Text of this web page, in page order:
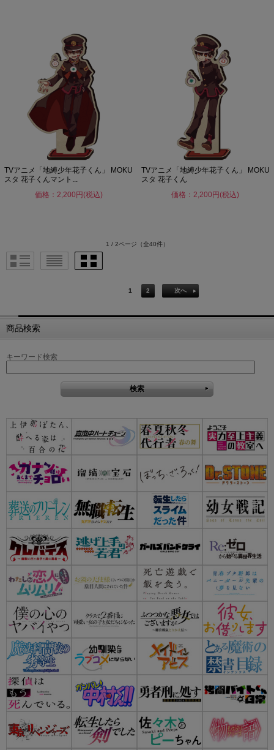
TVアニメ「地縛少年花子くん」 MOKU
スタ 花子くんマント...
価格：2,200円(税込)
TVアニメ「地縛少年花子くん」 MOKU
スタ 花子くん
価格：2,200円(税込)
1 / 2ページ （全40件）
1 2 次へ
商品検索
キーワード検索